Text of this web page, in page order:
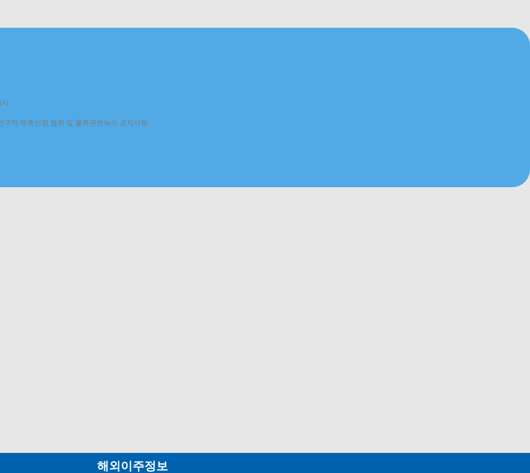
사
구직 제휴신청 협회 및 물류관련뉴스 공지사항
해외이주정보